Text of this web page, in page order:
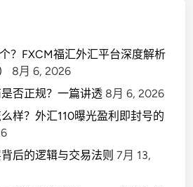
？FXCM福汇外汇平台深度解析
8月 6, 2026
否正规？一篇讲透 8月 6, 2026
样？外汇110曝光盈利即封号的
后的逻辑与交易法则 7月 13,